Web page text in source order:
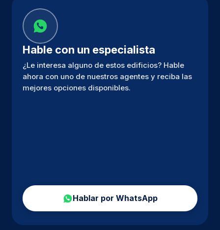
Hable con un especialista
¿Le interesa alguno de estos edificios? Hable
ahora con uno de nuestros agentes y reciba las
mejores opciones disponibles.
Hablar por WhatsApp